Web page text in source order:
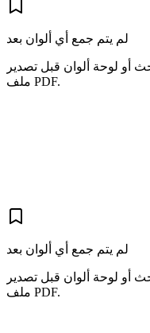
لم يتم جمع أي ألوان بعد
أو لوحة ألوان قبل تصدير
ملف PDF.
لم يتم جمع أي ألوان بعد
أو لوحة ألوان قبل تصدير
ملف PDF.